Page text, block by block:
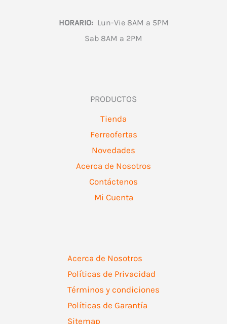
HORARIO:Lun-Vie 8AM a 5PM
Sab 8AM a 2PM
PRODUCTOS
Tienda
Ferreofertas
Novedades
Acerca de Nosotros
Contáctenos
Mi Cuenta
Acerca de Nosotros
Políticas de Privacidad
Términos y condiciones
Políticas de Garantía
Sitemap